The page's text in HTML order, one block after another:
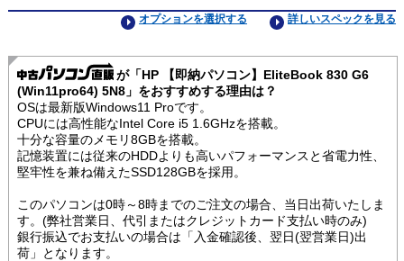
詳しいスペックを見る
オプションを選択する
が「HP 【即納パソコン】EliteBook 830 G6
(Win11pro64) 5N8」をおすすめする理由は？
OSは最新版Windows11 Proです。
CPUには高性能なIntel Core i5 1.6GHzを搭載。
十分な容量のメモリ8GBを搭載。
記憶装置には従来のHDDよりも高いパフォーマンスと省電力性、
堅牢性を兼ね備えたSSD128GBを採用。
このパソコンは0時～8時までのご注文の場合、当日出荷いたしま
す。(弊社営業日、代引またはクレジットカード支払い時のみ)
銀行振込でお支払いの場合は「入金確認後、翌日(翌営業日)出
荷」となります。